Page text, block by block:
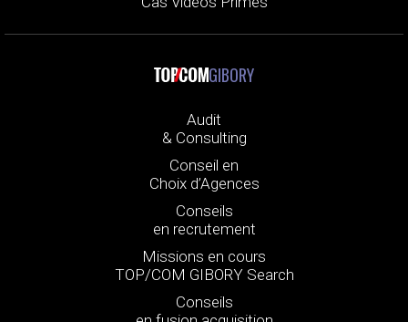
GIBORY
Audit
& Consulting
Conseil en
Choix d’Agences
Conseils
en recrutement
Missions en cours
TOP/COM GIBORY Search
Conseils